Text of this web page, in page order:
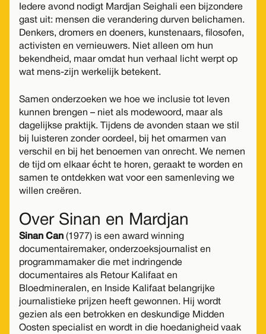
Iedere avond nodigt Mardjan Seighali een bijzondere
gast uit: mensen die verandering durven belichamen.
Denkers, dromers en doeners, kunstenaars, filosofen,
activisten en vernieuwers. Niet alleen om hun
bekendheid, maar omdat hun verhaal licht werpt op
wat mens-zijn werkelijk betekent.
Samen onderzoeken we hoe we inclusie tot leven
kunnen brengen – niet als modewoord, maar als
dagelijkse praktijk. Tijdens de avonden staan we stil
bij luisteren zonder oordeel, bij het omarmen van
verschil en bij het benoemen van onrecht. We nemen
de tijd om elkaar écht te horen, geraakt te worden en
samen te ontdekken wat voor een samenleving we
willen creëren.
Over Sinan en Mardjan
Sinan Can (1977) is een award winning
documentairemaker, onderzoeksjournalist en
programmamaker die met indringende
documentaires als Retour Kalifaat en
Bloedmineralen, en Inside Kalifaat belangrijke
journalistieke prijzen heeft gewonnen. Hij wordt
gezien als een betrokken en deskundige Midden
Oosten specialist en wordt in die hoedanigheid vaak